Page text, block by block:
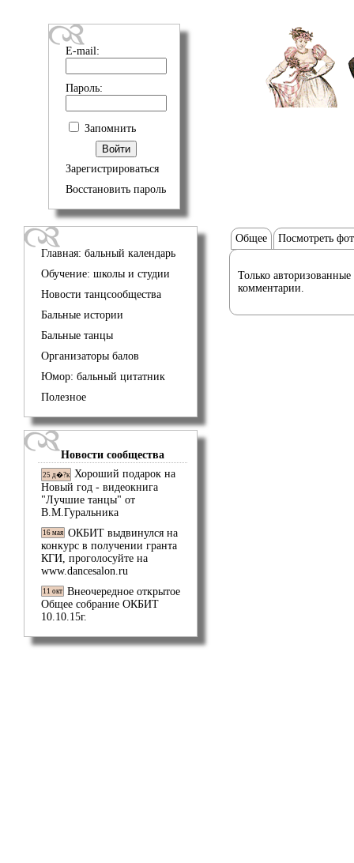
E-mail:
Пароль:
Запомнить
Зарегистрироваться
Восстановить пароль
Главная: бальный календарь
Обучение: школы и студии
Новости танцсообщества
Бальные истории
Бальные танцы
Организаторы балов
Юмор: бальный цитатник
Полезное
Новости сообщества
25 д�?к Хороший подарок на
Новый год - видеокнига
"Лучшие танцы" от
В.М.Гуральника
16 мая ОКБИТ выдвинулся на
конкурс в получении гранта
КГИ, проголосуйте на
www.dancesalon.ru
11 окт Внеочередное открытое
Общее собрание ОКБИТ
10.10.15г.
Общее Посмотреть
Только авторизованные
комментарии.